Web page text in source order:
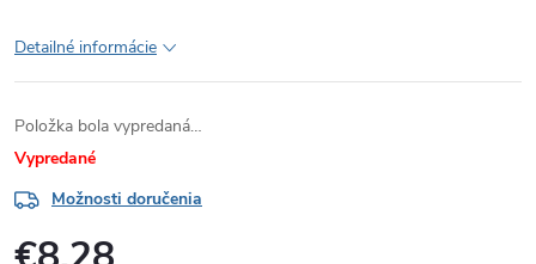
Detailné informácie
Položka bola vypredaná…
Vypredané
Možnosti doručenia